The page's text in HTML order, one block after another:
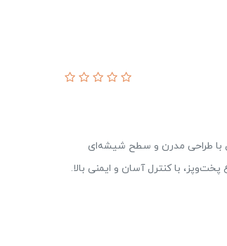
۵۰۹۰ تجربه کنید! این اجاق با طراحی مدرن و سطح شیشه‌ای
با کنترل آسان و ایمنی بالا.